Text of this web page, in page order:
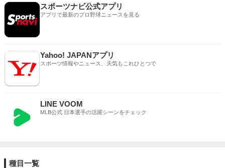
スポーツナビ公式アプリ
アプリで最新のプロ野球ニュースを見る
Yahoo! JAPANアプリ
スポーツ情報やニュース、天気もこれひとつで
LINE VOOM
MLB公式 日本選手の活躍シーンをチェック
種目一覧